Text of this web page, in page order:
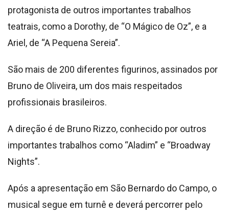
protagonista de outros importantes trabalhos
teatrais, como a Dorothy, de “O Mágico de Oz”, e a
Ariel, de “A Pequena Sereia”.
São mais de 200 diferentes figurinos, assinados por
Bruno de Oliveira, um dos mais respeitados
profissionais brasileiros.
A direção é de Bruno Rizzo, conhecido por outros
importantes trabalhos como “Aladim” e “Broadway
Nights”.
Após a apresentação em São Bernardo do Campo, o
musical segue em turnê e deverá percorrer pelo